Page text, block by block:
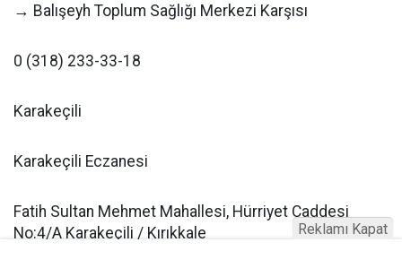
→ Balışeyh Toplum Sağlığı Merkezi Karşısı
0 (318) 233-33-18
Karakeçili
Karakeçili Eczanesi
Fatih Sultan Mehmet Mahallesi, Hürriyet Caddesi
No:4/A Karakeçili / Kırıkkale
Reklamı Kapat